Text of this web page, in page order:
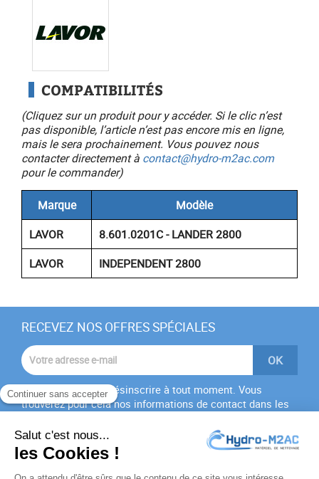
COMPATIBILITÉS
(Cliquez sur un produit pour y accéder. Si le clic n’est
pas disponible, l’article n’est pas encore mis en ligne,
mais le sera prochainement. Vous pouvez nous
contacter directement à contact@hydro-m2ac.com
pour le commander)
Marque
Modèle
LAVOR
8.601.0201C - LANDER 2800
LAVOR
INDEPENDENT 2800
RECEVEZ NOS OFFRES SPÉCIALES
Vous pouvez vous désinscrire à tout moment. Vous
trouverez pour cela nos informations de contact dans les
J'accepte lesconditions générales
politique de
confidentialité